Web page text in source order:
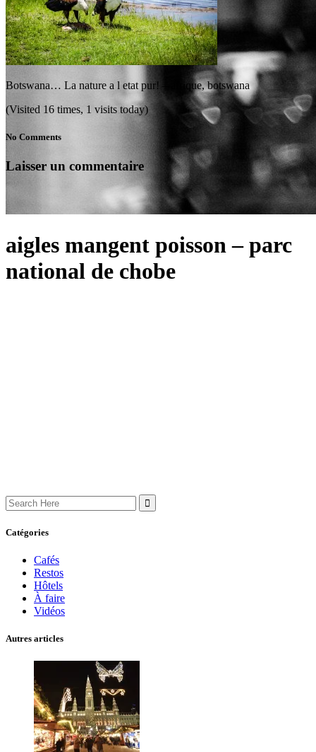
aigles mangent poisson – parc
national de chobe
Botswana… La nature a l etat pur! – afrique, botswana
(Visited 16 times, 1 visits today)
No Comments
Laisser un commentaire
Search
for:
Catégories
Cafés
Restos
Hôtels
À faire
Vidéos
Autres articles